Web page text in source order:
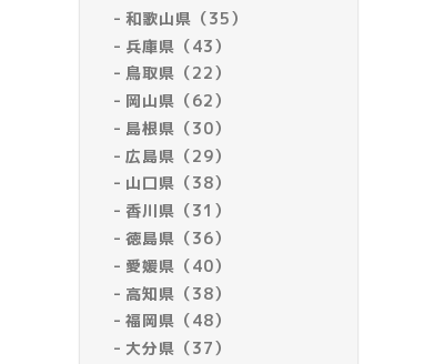
和歌山県（35）
兵庫県（43）
鳥取県（22）
岡山県（62）
島根県（30）
広島県（29）
山口県（38）
香川県（31）
徳島県（36）
愛媛県（40）
高知県（38）
福岡県（48）
大分県（37）